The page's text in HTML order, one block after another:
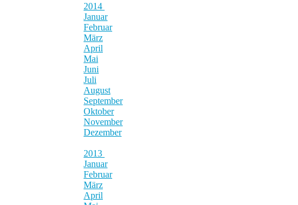
2014
Januar
Februar
März
April
Mai
Juni
Juli
August
September
Oktober
November
Dezember
2013
Januar
Februar
März
April